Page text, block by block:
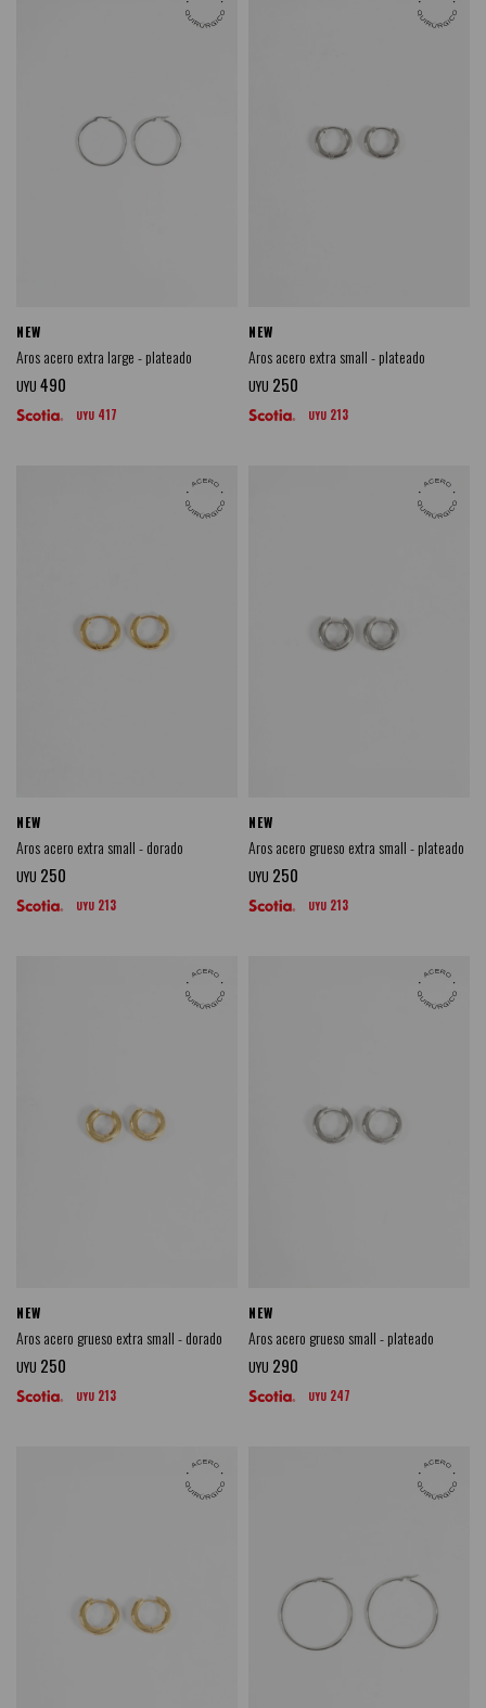
NEW
Aros acero extra large - plateado
UYU 490
UYU 417
NEW
Aros acero extra small - plateado
UYU 250
UYU 213
NEW
Aros acero extra small - dorado
UYU 250
UYU 213
NEW
Aros acero grueso extra small - plateado
UYU 250
UYU 213
NEW
Aros acero grueso extra small - dorado
UYU 250
UYU 213
NEW
Aros acero grueso small - plateado
UYU 290
UYU 247